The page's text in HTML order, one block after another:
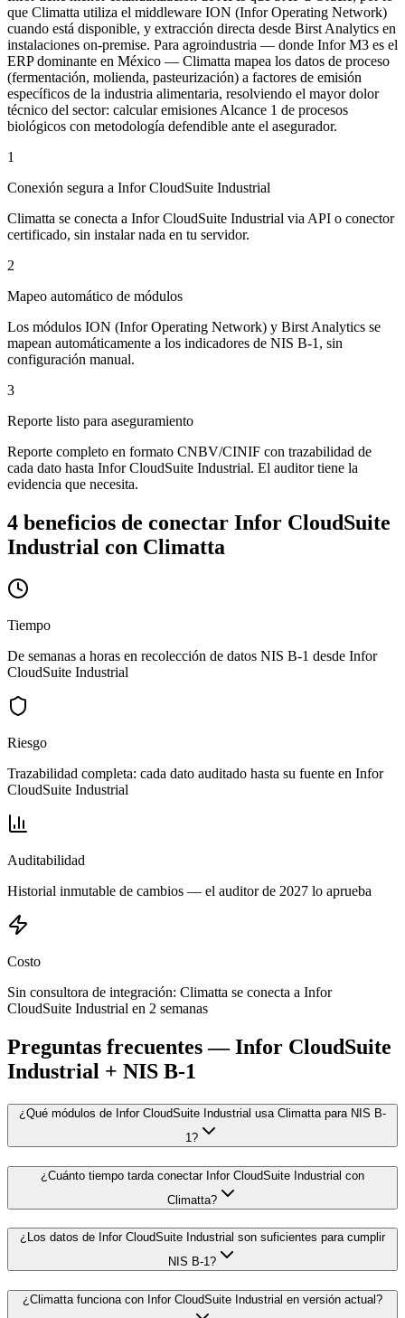
que Climatta utiliza el middleware ION (Infor Operating Network)
cuando está disponible, y extracción directa desde Birst Analytics en
instalaciones on-premise. Para agroindustria — donde Infor M3 es el
ERP dominante en México — Climatta mapea los datos de proceso
(fermentación, molienda, pasteurización) a factores de emisión
específicos de la industria alimentaria, resolviendo el mayor dolor
técnico del sector: calcular emisiones Alcance 1 de procesos
biológicos con metodología defendible ante el asegurador.
1
Conexión segura a Infor CloudSuite Industrial
Climatta se conecta a Infor CloudSuite Industrial via API o conector
certificado, sin instalar nada en tu servidor.
2
Mapeo automático de módulos
Los módulos ION (Infor Operating Network) y Birst Analytics se
mapean automáticamente a los indicadores de NIS B-1, sin
configuración manual.
3
Reporte listo para aseguramiento
Reporte completo en formato CNBV/CINIF con trazabilidad de
cada dato hasta Infor CloudSuite Industrial. El auditor tiene la
evidencia que necesita.
4 beneficios de conectar Infor CloudSuite
Industrial con Climatta
Tiempo
De semanas a horas en recolección de datos NIS B-1 desde Infor
CloudSuite Industrial
Riesgo
Trazabilidad completa: cada dato auditado hasta su fuente en Infor
CloudSuite Industrial
Auditabilidad
Historial inmutable de cambios — el auditor de 2027 lo aprueba
Costo
Sin consultora de integración: Climatta se conecta a Infor
CloudSuite Industrial en 2 semanas
Preguntas frecuentes — Infor CloudSuite
Industrial + NIS B-1
¿Qué módulos de Infor CloudSuite Industrial usa Climatta para NIS B-
1?
¿Cuánto tiempo tarda conectar Infor CloudSuite Industrial con
Climatta?
¿Los datos de Infor CloudSuite Industrial son suficientes para cumplir
NIS B-1?
¿Climatta funciona con Infor CloudSuite Industrial en versión actual?